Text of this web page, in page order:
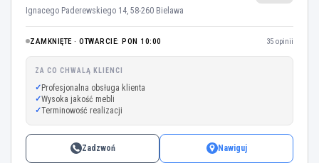
Ignacego Paderewskiego 14, 58-260 Bielawa
ZAMKNIĘTE · OTWARCIE: PON 10:00 35 opinii
ZA CO CHWALĄ KLIENCI
Profesjonalna obsługa klienta
Wysoka jakość mebli
Terminowość realizacji
Zadzwoń Nawiguj